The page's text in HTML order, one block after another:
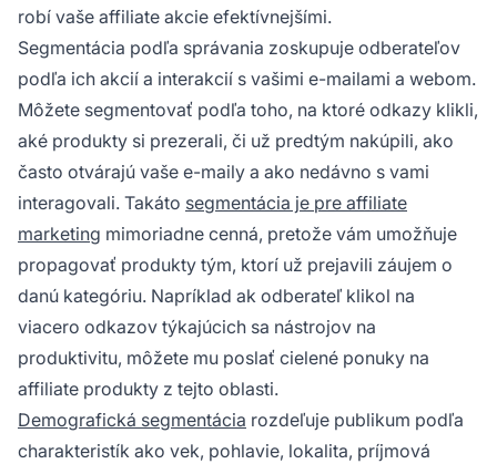
robí vaše affiliate akcie efektívnejšími.
Segmentácia podľa správania zoskupuje odberateľov
podľa ich akcií a interakcií s vašimi e-mailami a webom.
Môžete segmentovať podľa toho, na ktoré odkazy klikli,
aké produkty si prezerali, či už predtým nakúpili, ako
často otvárajú vaše e-maily a ako nedávno s vami
interagovali. Takáto segmentácia je pre affiliate
marketing mimoriadne cenná, pretože vám umožňuje
propagovať produkty tým, ktorí už prejavili záujem o
danú kategóriu. Napríklad ak odberateľ klikol na
viacero odkazov týkajúcich sa nástrojov na
produktivitu, môžete mu poslať cielené ponuky na
affiliate produkty z tejto oblasti.
Demografická segmentácia rozdeľuje publikum podľa
charakteristík ako vek, pohlavie, lokalita, príjmová